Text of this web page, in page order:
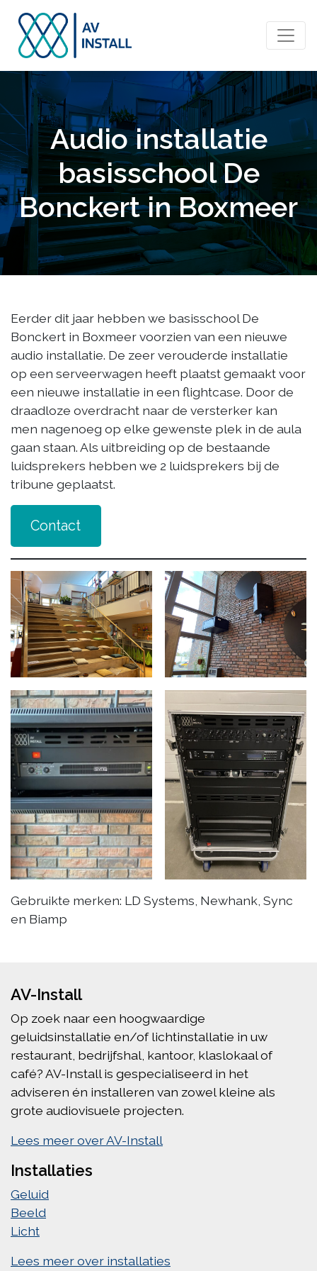
Audio installatie
basisschool De
Bonckert in Boxmeer
Eerder dit jaar hebben we basisschool De
Bonckert in Boxmeer voorzien van een nieuwe
audio installatie. De zeer verouderde installatie
op een serveerwagen heeft plaatst gemaakt voor
een nieuwe installatie in een flightcase. Door de
draadloze overdracht naar de versterker kan
men nagenoeg op elke gewenste plek in de aula
gaan staan. Als uitbreiding op de bestaande
luidsprekers hebben we 2 luidsprekers bij de
tribune geplaatst.
Contact
Gebruikte merken: LD Systems, Newhank, Sync
en Biamp
AV-Install
Op zoek naar een hoogwaardige
geluidsinstallatie en/of lichtinstallatie in uw
restaurant, bedrijfshal, kantoor, klaslokaal of
café? AV-Install is gespecialiseerd in het
adviseren én installeren van zowel kleine als
grote audiovisuele projecten.
Lees meer over AV-Install
Installaties
Geluid
Beeld
Licht
Lees meer over installaties